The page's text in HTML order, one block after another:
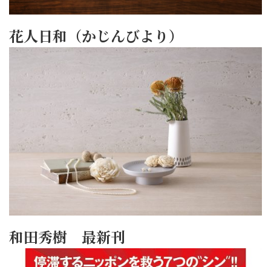
花人日和（かじんびより）
和田秀樹 最新刊